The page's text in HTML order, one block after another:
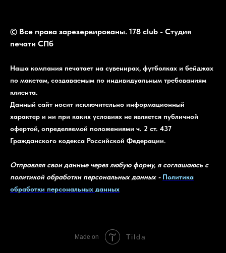
© Все права зарезервированы. 178 club - Студия
печати СПб
Наша компания печатает на сувенирах, футболках и бейджах
по макетам, создаваемым по индивидуальным требованиям
клиента.
Данный сайт носит исключительно информационный
характер и ни при каких условиях не является публичной
офертой, определяемой положениями ч. 2 ст. 437
Гражданского кодекса Российской Федерации.
Отправляя свои данные через любую форму, я соглашаюсь с
политикой обработки персональных данных - Политика
обработки персональных данных
Made on Tilda